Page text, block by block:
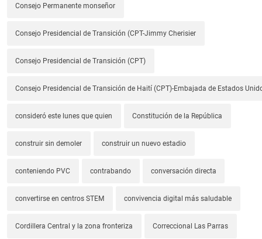
Consejo Permanente monseñor
Consejo Presidencial de Transición (CPT-Jimmy Cherisier
Consejo Presidencial de Transición (CPT)
Consejo Presidencial de Transición de Haití (CPT)-Embajada de Estados
consideró este lunes que quien Constitución de la República
construir sin demoler construir un nuevo estadio
conteniendo PVC contrabando conversación directa
convertirse en centros STEM convivencia digital más saludable
Cordillera Central y la zona fronteriza Correccional Las Parras